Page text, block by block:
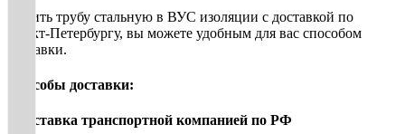
Купить трубу стальную в ВУС изоляции с доставкой по
Санкт-Петербургу, вы можете удобным для вас способом
доставки.
Способы доставки:
• Доставка транспортной компанией по РФ